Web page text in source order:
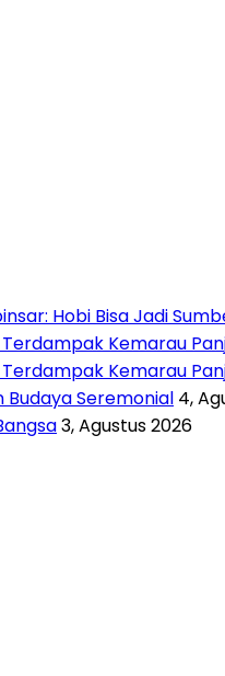
Hobi Bisa Jadi
Kemarau
Kemarau
Budaya Seremonial 4,
3, Agustus 2026